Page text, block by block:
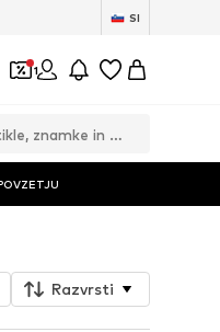
SI
1
Razvrsti